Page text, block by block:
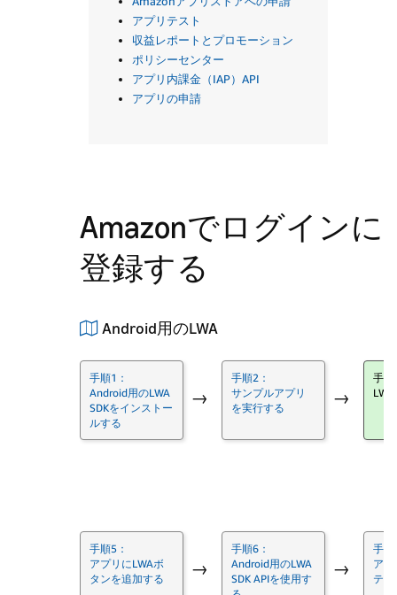
アプリテスト
収益レポートとプロモーション
ポリシーセンター
アプリ内課金（IAP）API
アプリの申請
Amazonでログインに
登録する
Android用のLWA
手順1：
Android用のLWA
SDKをインストー
ルする
→
手順2：
サンプルアプリ
を実行する
→
手順
手順5：
アプリにLWAボ
タンを追加する
→
手順6：
Android用のLWA
SDK APIを使用す
→
手順
ア
テ